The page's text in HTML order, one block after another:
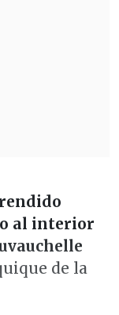
al interior
de la